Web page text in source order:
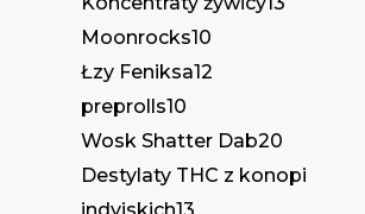
Moonrocks10
Łzy Feniksa12
preprolls10
Wosk Shatter Dab20
Destylaty THC z konopi